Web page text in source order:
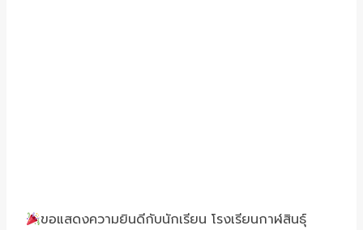
ขอแสดงความยินดีกับนักเรียน โรงเรียนกาฬสินธุ์